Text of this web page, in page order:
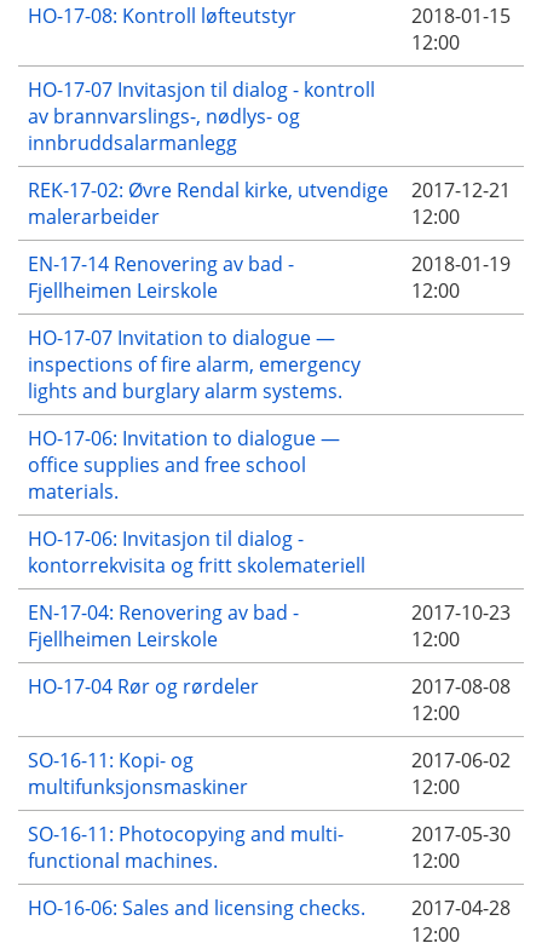
HO-17-08: Kontroll løfteutstyr
2018-01-15
12:00
HO-17-07 Invitasjon til dialog - kontroll
av brannvarslings-, nødlys- og
innbruddsalarmanlegg
REK-17-02: Øvre Rendal kirke, utvendige
malerarbeider
2017-12-21
12:00
EN-17-14 Renovering av bad -
Fjellheimen Leirskole
2018-01-19
12:00
HO-17-07 Invitation to dialogue —
inspections of fire alarm, emergency
lights and burglary alarm systems.
HO-17-06: Invitation to dialogue —
office supplies and free school
materials.
HO-17-06: Invitasjon til dialog -
kontorrekvisita og fritt skolemateriell
EN-17-04: Renovering av bad -
Fjellheimen Leirskole
2017-10-23
12:00
HO-17-04 Rør og rørdeler
2017-08-08
12:00
SO-16-11: Kopi- og
multifunksjonsmaskiner
2017-06-02
12:00
SO-16-11: Photocopying and multi-
functional machines.
2017-05-30
12:00
HO-16-06: Sales and licensing checks.
2017-04-28
12:00